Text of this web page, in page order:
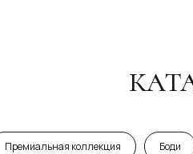
Премиальная коллекция Боди